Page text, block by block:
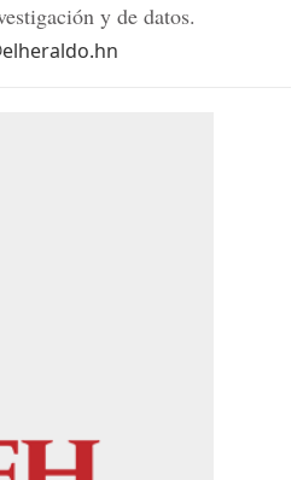
y de datos.